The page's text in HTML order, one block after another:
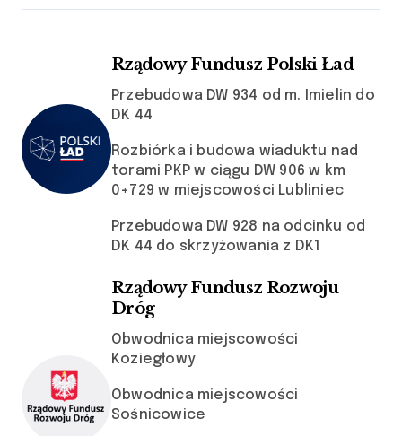
Rządowy Fundusz Polski Ład
Przebudowa DW 934 od m. Imielin do
DK 44
Rozbiórka i budowa wiaduktu nad
torami PKP w ciągu DW 906 w km
0+729 w miejscowości Lubliniec
Przebudowa DW 928 na odcinku od
DK 44 do skrzyżowania z DK1
Rządowy Fundusz Rozwoju
Dróg
Obwodnica miejscowości
Koziegłowy
Obwodnica miejscowości
Sośnicowice